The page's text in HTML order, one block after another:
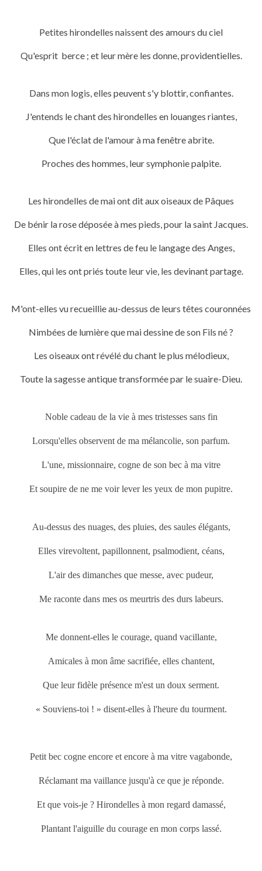
Petites hirondelles naissent des amours du ciel
Qu'esprit berce ; et leur mère les donne, providentielles.
Dans mon logis, elles peuvent s'y blottir, confiantes.
J'entends le chant des hirondelles en louanges riantes,
Que l'éclat de l'amour à ma fenêtre abrite.
Proches des hommes, leur symphonie palpite.
Les hirondelles de mai ont dit aux oiseaux de Pâques
De bénir la rose déposée à mes pieds, pour la saint Jacques.
Elles ont écrit en lettres de feu le langage des Anges,
Elles, qui les ont priés toute leur vie, les devinant partage.
M'ont-elles vu recueillie au-dessus de leurs têtes couronnées
Nimbées de lumière quemai dessine de son Fils né ?
Les oiseaux ont révélé du chant le plus mélodieux,
Toute la sagesse antique transformée par le suaire-Dieu.
Noble cadeau de la vie à mes tristesses sans fin
Lorsqu'elles observent de ma mélancolie, son parfum.
L'une, missionnaire, cogne de son bec à ma vitre
Et soupire de ne me voir lever les yeux de mon pupitre.
Au-dessus des nuages, des pluies, des saules élégants,
Elles virevoltent, papillonnent, psalmodient, céans,
L'air des dimanches que messe, avec pudeur,
Me raconte dans mes os meurtris des durs labeurs.
Me donnent-elles le courage, quand vacillante,
Amicales à mon âme sacrifiée, elles chantent,
Que leur fidèle présence m'est un doux serment.
« Souviens-toi ! » disent-elles à l'heure du tourment.
Petit bec cogne encore et encore à ma vitre vagabonde,
Réclamant ma vaillance jusqu'à ce que je réponde.
Et que vois-je ? Hirondelles à mon regard damassé,
Plantant l'aiguille du courage en mon corps lassé.